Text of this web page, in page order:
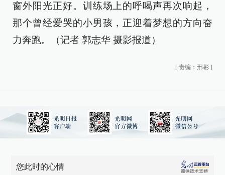
窗外阳光正好。训练场上的呼喝声再次响起，
那个曾经爱哭的小男孩，正迎着梦想的方向奋
力奔跑。（记者 郭志华 摄影报道）
[ 责编：邢彬 ]
您此时的心情